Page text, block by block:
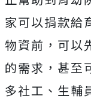
家可以捐款給
物資前， 可以
的需求， 甚至
多社工、生輔